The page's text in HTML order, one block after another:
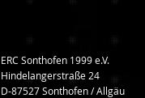
ERC Sonthofen 1999 e.V.
Hindelangerstraße 24
D-87527 Sonthofen / Allgäu